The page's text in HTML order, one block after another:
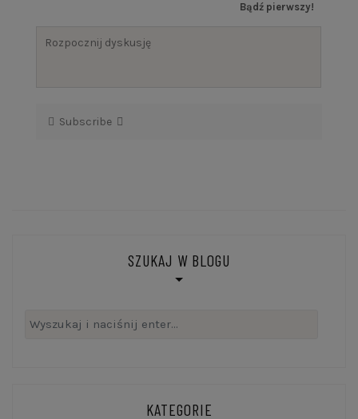
Bądź pierwszy!
Subscribe
SZUKAJ W BLOGU
Szukaj:
KATEGORIE